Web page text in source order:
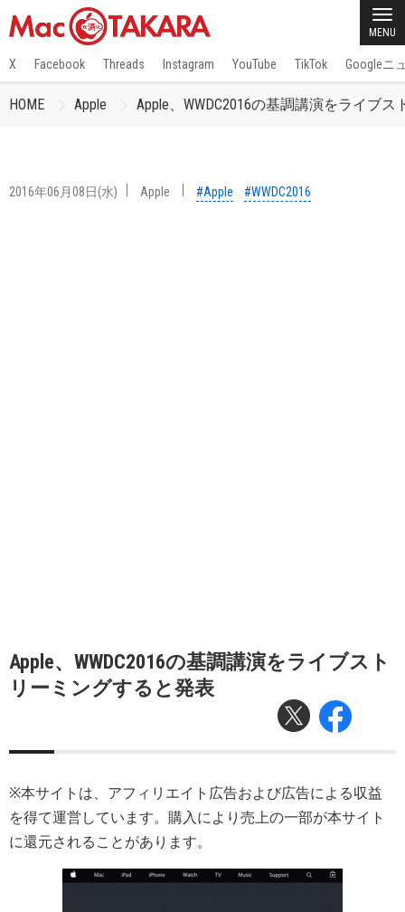
MENU
X Facebook Threads Instagram YouTube TikTok Googleニ
HOME Apple Apple、WWDC2016の基調講演をライブ
2016年06月08日(水) Apple #Apple #WWDC2016
Apple、WWDC2016の基調講演をライブスト
リーミングすると発表
※本サイトは、アフィリエイト広告および広告による収益
を得て運営しています。購入により売上の一部が本サイト
に還元されることがあります。